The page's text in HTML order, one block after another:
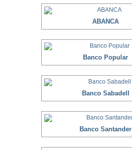
ABANCA
Banco Popular
Banco Sabadell
Banco Santander